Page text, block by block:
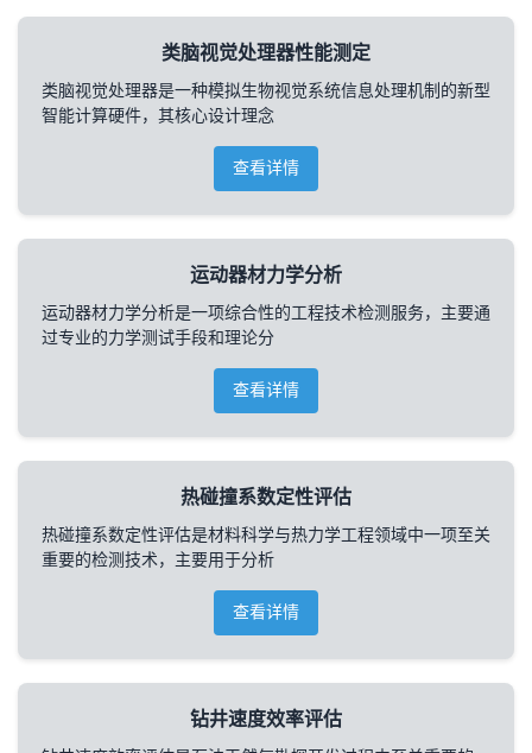
类脑视觉处理器性能测定
类脑视觉处理器是一种模拟生物视觉系统信息处理机制的新型
智能计算硬件，其核心设计理念
查看详情
运动器材力学分析
运动器材力学分析是一项综合性的工程技术检测服务，主要通
过专业的力学测试手段和理论分
查看详情
热碰撞系数定性评估
热碰撞系数定性评估是材料科学与热力学工程领域中一项至关
重要的检测技术，主要用于分析
查看详情
钻井速度效率评估